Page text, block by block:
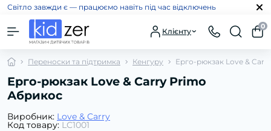
Світло завжди є — працюємо навіть під час відключень
Клієнту
0
Переноски та підтримка Кенгуру Ерго-рюкзак Love &
Ерго-рюкзак Love & Carry Primo
Абрикос
Виробник: Love & Carry
Код товару: LC1001